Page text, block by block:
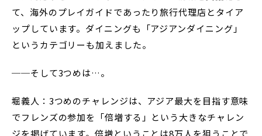
て、海外のプレイガイドであったり旅行代理店とタイア
ップしています。ダイニングも「アジアンダイニング」
というカテゴリーも加えました。
──そして3つめは…。
堀義人：3つめのチャレンジは、アジア最大を目指す意味
でフレンズの参加を「倍増する」という大きなチャレン
ジを掲げています。倍増ということは8万人を狙うことで